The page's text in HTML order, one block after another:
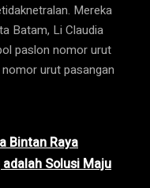
Mereka
Batam, Li Claudia
paslon nomor urut
urut pasangan
Bintan Raya
Solusi Maju